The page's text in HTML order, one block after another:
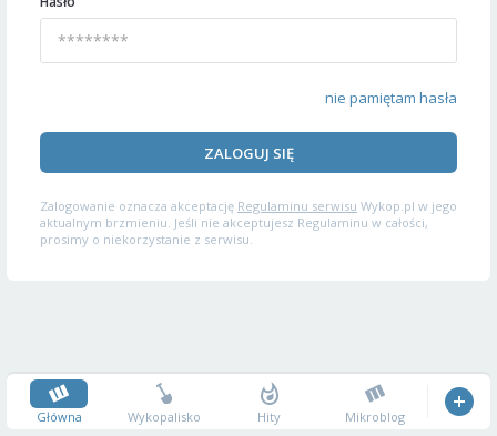
nie pamiętam hasła
ZALOGUJ SIĘ
Zalogowanie oznacza akceptację Regulaminu serwisu Wykop.pl w jego
aktualnym brzmieniu. Jeśli nie akceptujesz Regulaminu w całości,
prosimy o niekorzystanie z serwisu.
Główna Wykopalisko Hity Mikroblog